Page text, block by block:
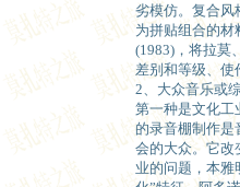
劣模仿。复合风
为拼贴组合的材
(1983)，将拉莫
差别和等级、使
2、大众音乐或
第一种是文化工
的录音棚制作
会的大众。它改
业的问题，本雅